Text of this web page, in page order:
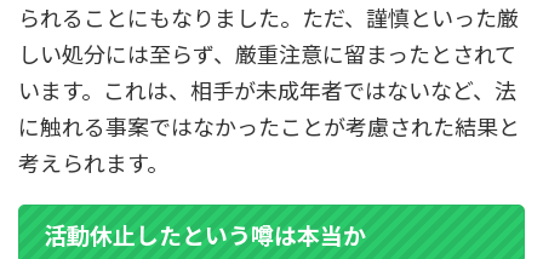
られることにもなりました。ただ、謹慎といった厳
しい処分には至らず、厳重注意に留まったとされて
います。これは、相手が未成年者ではないなど、法
に触れる事案ではなかったことが考慮された結果と
考えられます。
活動休止したという噂は本当か